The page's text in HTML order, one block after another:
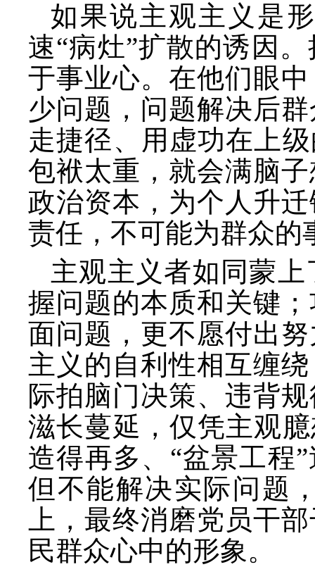
如果说主观主义是
速“病灶”扩散的诱因
于事业心。在他们眼
少问题，问题解决后
走捷径、用虚功在上
包袱太重，就会满脑
政治资本，为个人升
责任，不可能为群众的
主观主义者如同蒙
握问题的本质和关键
面问题，更不愿付出
主义的自利性相互缠
际拍脑门决策、违背
滋长蔓延，仅凭主观
造得再多、“盆景工程
但不能解决实际问题
上，最终消磨党员干
民群众心中的形象。